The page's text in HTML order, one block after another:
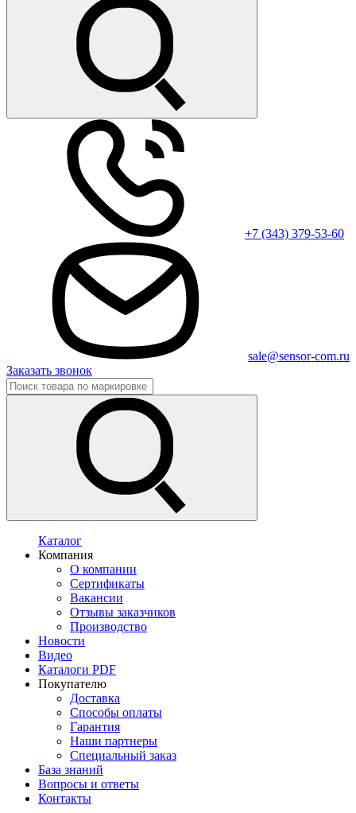
+7 (343) 379-53-60
sale@sensor-com.ru
Заказать звонок
Каталог
Компания
О компании
Сертификаты
Вакансии
Отзывы заказчиков
Производство
Новости
Видео
Каталоги PDF
Покупателю
Доставка
Способы оплаты
Гарантия
Наши партнеры
Специальный заказ
База знаний
Вопросы и ответы
Контакты